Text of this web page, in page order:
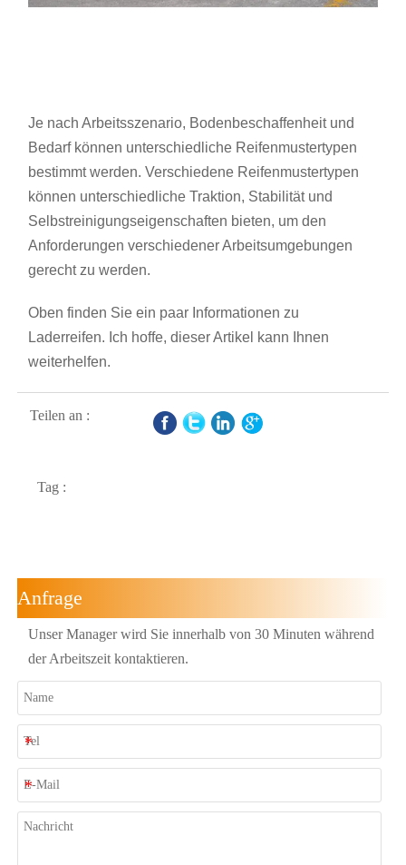
Je nach Arbeitsszenario, Bodenbeschaffenheit und
Bedarf können unterschiedliche Reifenmustertypen
bestimmt werden. Verschiedene Reifenmustertypen
können unterschiedliche Traktion, Stabilität und
Selbstreinigungseigenschaften bieten, um den
Anforderungen verschiedener Arbeitsumgebungen
gerecht zu werden.
Oben finden Sie ein paar Informationen zu
Laderreifen. Ich hoffe, dieser Artikel kann Ihnen
weiterhelfen.
Teilen an :
Tag :
Anfrage
Unser Manager wird Sie innerhalb von 30 Minuten während
der Arbeitszeit kontaktieren.